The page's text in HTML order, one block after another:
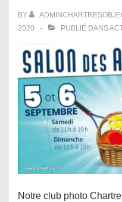
locaux
BY
2020
PUBLIÉ DANS
Notre club photo